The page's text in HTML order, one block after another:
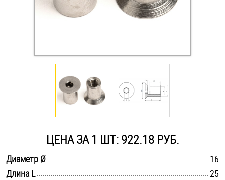
Оснастка и аксессуары для яхт
Стопорные кольца
ЦЕНА ЗА 1 ШТ: 922.18 РУБ.
Диаметр Ø
16
Длина L
25